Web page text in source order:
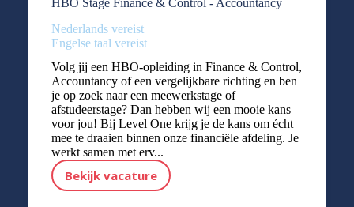
HBO Stage Finance & Control - Accountancy
Nederlands vereist
Engelse taal vereist
Volg jij een HBO-opleiding in Finance & Control,
Accountancy of een vergelijkbare richting en ben
je op zoek naar een meewerkstage of
afstudeerstage? Dan hebben wij een mooie kans
voor jou! Bij Level One krijg je de kans om écht
mee te draaien binnen onze financiële afdeling. Je
werkt samen met erv...
Bekijk vacature
HBO Stage Finance & Control - Accountancy